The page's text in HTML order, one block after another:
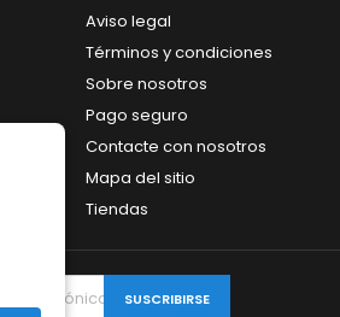
Aviso legal
Términos y condiciones
Sobre nosotros
Pago seguro
Contacte con nosotros
Mapa del sitio
Tiendas